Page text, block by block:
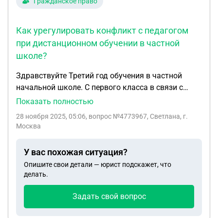
Как урегулировать конфликт с педагогом
при дистанционном обучении в частной
школе?
Здравствуйте Третий год обучения в частной
начальной школе. С первого класса в связи с
командировками мужа несколько месяцев в году
офоормляет допсоглашение, оплата в эти месяцы
профильному иностранному языку. Обеим
формат не нравится. Производится подключение
к урокам в классе, затем в общем чате
выкладывается задание, дети выполняют его и
присылают в личный чат педагогу, педагог
Показать полностью
28 ноября 2025, 05:06, вопрос №4773967, Светлана, г.
Москва
У вас похожая ситуация?
Опишите свои детали — юрист подскажет, что
делать.
Задать свой вопрос